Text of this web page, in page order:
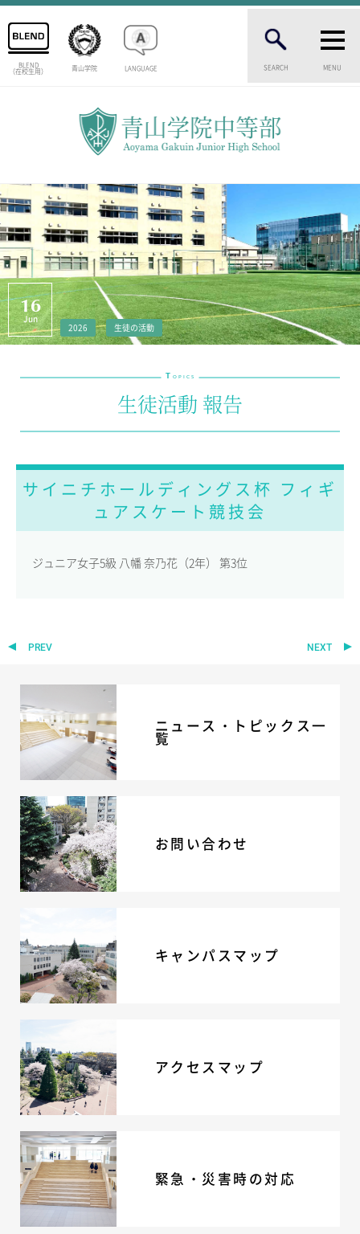
BLEND
（在校生用） 青山学院 LANGUAGE SEARCH MENU
中等部の歴史
特色ある教育
生徒数・教職員数
一貫校の流れ
卒業生インタビュー
校舎情報
メディアライブラリー
教育の特色・紹介
教科学習
国際交流
制服紹介
生徒の作品
ADMISSION
入試・入学案内
入試要項
志願者速報
合格者発表
学校説明会
入試結果
学校案内
公開行事の紹介
編入学・転入学試験
よくあるご質問
INFORMATION
総合案内
ニュース・トピック
お問い合わせ
キャンパスマップ
アクセスマップ
緊急・災害時の対応
ご支援をお考えの方へ
いじめ防止対策
16
Jun
2026 生徒の活動
T OPICS
生徒活動 報告
サイニチホールディングス杯 フィギ
ュアスケート競技会
ジュニア女子5級 八幡 奈乃花（2年） 第3位
PREV NEXT
ニュース・トピックス一
覧
お問い合わせ
キャンパスマップ
アクセスマップ
緊急・災害時の対応